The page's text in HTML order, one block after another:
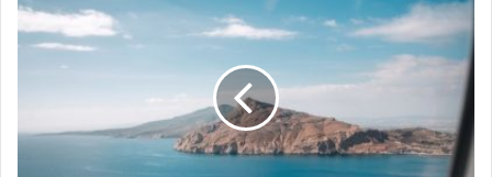
ק
מ
מ
ל
צ
כ
מ
ה
ז
מ
ן
ט